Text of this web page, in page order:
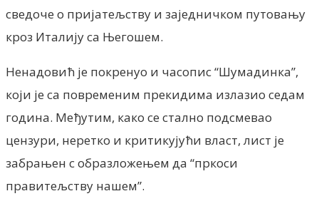
сведоче о пријатељству и заједничком путовању
кроз Италију са Његошем.
Ненадовић је покренуо и часопис “Шумадинка”,
који је са повременим прекидима излазио седам
година. Међутим, како се стално подсмевао
цензури, неретко и критикујући власт, лист је
забрањен с образложењем да “пркоси
правитељству нашем”.